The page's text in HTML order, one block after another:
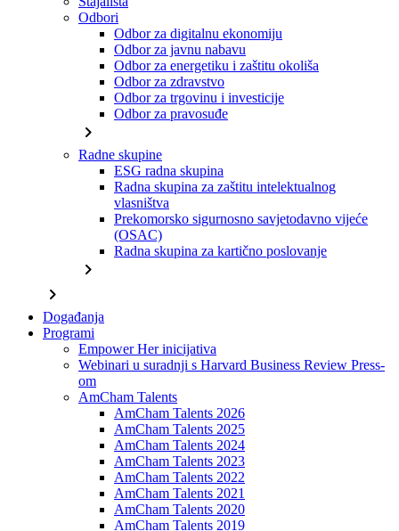
Odbori
Odbor za digitalnu ekonomiju
Odbor za javnu nabavu
Odbor za energetiku i zaštitu okoliša
Odbor za zdravstvo
Odbor za trgovinu i investicije
Odbor za pravosuđe
chevron_right
Radne skupine
ESG radna skupina
Radna skupina za zaštitu intelektualnog
vlasništva
Prekomorsko sigurnosno savjetodavno vijeće
(OSAC)
Radna skupina za kartično poslovanje
chevron_right
chevron_right
Događanja
Programi
Empower Her inicijativa
Webinari u suradnji s Harvard Business Review Press-
om
AmCham Talents
AmCham Talents 2026
AmCham Talents 2025
AmCham Talents 2024
AmCham Talents 2023
AmCham Talents 2022
AmCham Talents 2021
AmCham Talents 2020
AmCham Talents 2019